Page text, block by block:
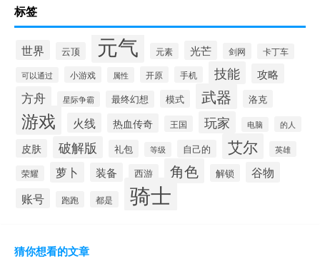
标签
世界 云顶 元气 元素 光芒 剑网 卡丁车
可以通过 小游戏 属性 开原 手机 技能 攻略
方舟 星际争霸 最终幻想 模式 武器 洛克
游戏 火线 热血传奇 王国 玩家 电脑 的人
皮肤 破解版 礼包 等级 自己的 艾尔 英雄
荣耀 萝卜 装备 西游 角色 解锁 谷物
账号 跑跑 都是 骑士
猜你想看的文章